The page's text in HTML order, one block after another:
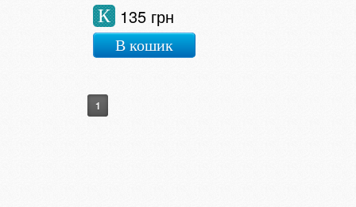
135 грн
К
В кошик
1